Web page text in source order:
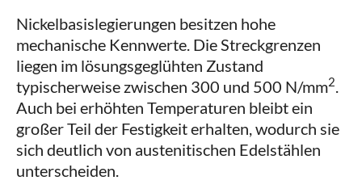
Nickelbasislegierungen besitzen hohe
mechanische Kennwerte. Die Streckgrenzen
liegen im lösungsgeglühten Zustand
typischerweise zwischen 300 und 500 N/mm2
Auch bei erhöhten Temperaturen bleibt ein
großer Teil der Festigkeit erhalten, wodurch sie
sich deutlich von austenitischen Edelstählen
unterscheiden.